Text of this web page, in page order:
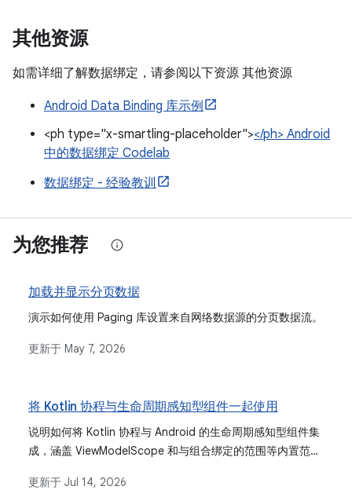
其他资源
如需详细了解数据绑定，请参阅以下资源 其他资源
Android Data Binding 库示例
<ph type="x-smartling-placeholder"></ph> Android
中的数据绑定 Codelab
数据绑定 - 经验教训
为您推荐
加载并显示分页数据
演示如何使用 Paging 库设置来自网络数据源的分页数据流。
更新于 May 7, 2026
将 Kotlin 协程与生命周期感知型组件一起使用
说明如何将 Kotlin 协程与 Android 的生命周期感知型组件集
成，涵盖 ViewModelScope 和与组合绑定的范围等内置范
更新于 Jul 14, 2026